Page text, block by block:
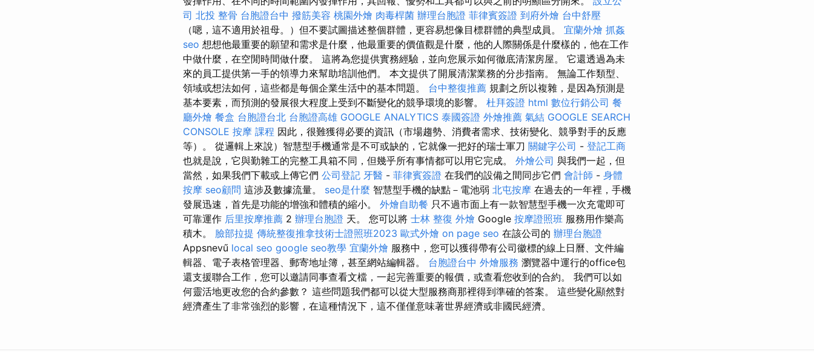
司 北投 整骨 台胞證台中 撥筋美容 桃園外燴 肉毒桿菌 辦理台胞證 菲律賓簽證 到府外燴 台中舒壓
（嗯，這不適用於祖母。）但不要試圖描述整個群體，更容易想像目標群體的典型成員。 宜蘭外燴 抓姦
seo 想想他最重要的願望和需求是什麼，他最重要的價值觀是什麼，他的人際關係是什麼樣的，他在工作
中做什麼，在空閒時間做什麼。 這將為您提供實務經驗，並向您展示如何徹底清潔房屋。 它還透過為未
來的員工提供第一手的領導力來幫助培訓他們。 本文提供了開展清潔業務的分步指南。 無論工作類型、
領域或想法如何，這些都是每個企業生活中的基本問題。 台中整復推薦 規劃之所以複雜，是因為預測是
基本要素，而預測的發展很大程度上受到不斷變化的競爭環境的影響。 杜拜簽證 html 數位行銷公司 餐
廳外燴 餐盒 台胞證台北 台胞證高雄 GOOGLE ANALYTICS 泰國簽證 外燴推薦 氣結 GOOGLE SEARCH
CONSOLE 按摩 課程 因此，很難獲得必要的資訊（市場趨勢、消費者需求、技術變化、競爭對手的反應
等）。 從邏輯上來說）智慧型手機通常是不可或缺的，它就像一把好的瑞士軍刀 關鍵字公司 - 登記工商
也就是說，它與勤雜工的完整工具箱不同，但幾乎所有事情都可以用它完成。 外燴公司 與我們一起，但
當然，如果我們下載或上傳它們 公司登記 牙醫 - 菲律賓簽證 在我們的設備之間同步它們 會計師 - 身體
按摩 seo顧問 這涉及數據流量。 seo是什麼 智慧型手機的缺點－電池弱 北屯按摩 在過去的一年裡，手機
發展迅速，首先是功能的增強和體積的縮小。 外燴自助餐 只不過市面上有一款智慧型手機一次充電即可
可靠運作 后里按摩推薦 2 辦理台胞證 天。 您可以將 士林 整復 外燴 Google 按摩證照班 服務用作樂高
積木。 臉部拉提 傳統整復推拿技術士證照班2023 歐式外燴 on page seo 在該公司的 辦理台胞證
Appsnevű local seo google seo教學 宜蘭外燴 服務中，您可以獲得帶有公司徽標的線上日曆、文件編
輯器、電子表格管理器、郵寄地址簿，甚至網站編輯器。 台胞證台中 外燴服務 瀏覽器中運行的office包
還支援聯合工作，您可以邀請同事查看文檔，一起完善重要的報價，或查看您收到的合約。 我們可以如
何靈活地更改您的合約參數？ 這些問題我們都可以從大型服務商那裡得到準確的答案。 這些變化顯然對
經濟產生了非常強烈的影響，在這種情況下，這不僅僅意味著世界經濟或非國民經濟。